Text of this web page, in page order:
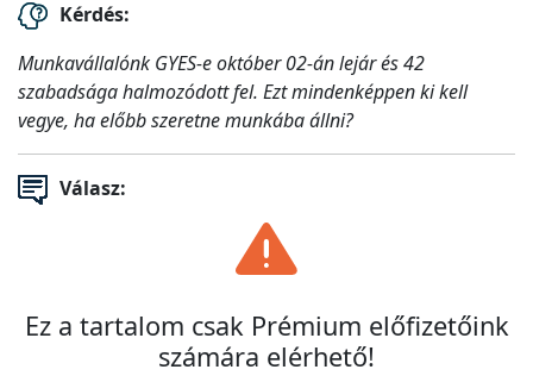
Kérdés:
Munkavállalónk GYES-e október 02-án lejár és 42
szabadsága halmozódott fel. Ezt mindenképpen ki kell
vegye, ha előbb szeretne munkába állni?
Válasz:
Ez a tartalom csak Prémium előfizetőink
számára elérhető!